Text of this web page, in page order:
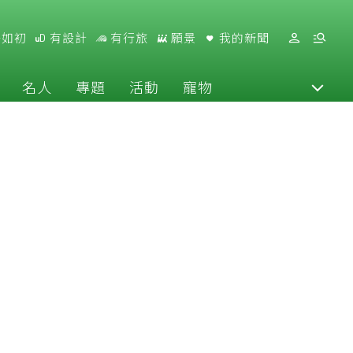
初 有設計 有行旅 願景 我的新聞
名人 專題 活動 寵物